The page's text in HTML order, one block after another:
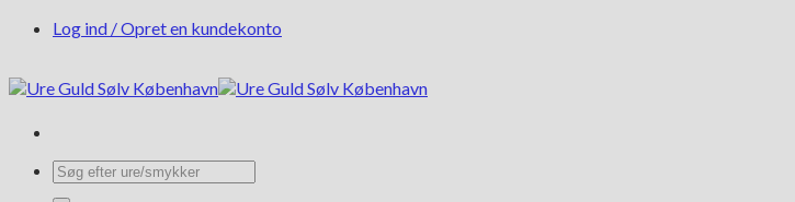
FortsætLog ind / Opret en kundekonto
Søg
efter: